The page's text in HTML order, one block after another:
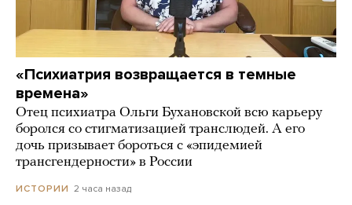
«Психиатрия возвращается в темные
времена»
Отец психиатра Ольги Бухановской всю карьеру
боролся со стигматизацией транслюдей. А его
дочь призывает бороться с «эпидемией
трансгендерности» в России
ИСТОРИИ 2 часа назад